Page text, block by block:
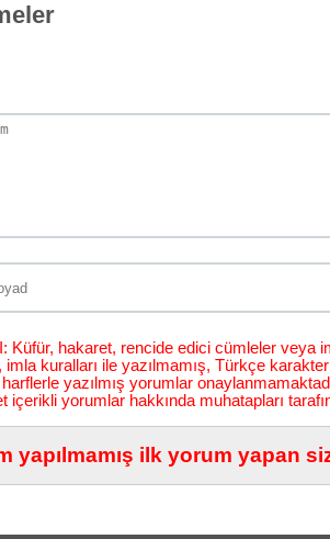
Küfür, hakaret, rencide edici cümleler veya
imla kuralları ile yazılmamış, Türkçe
yazılmış yorumlar
içerikli yorumlar hakkında muhatapları
yapılmamış ilk yorum yapan